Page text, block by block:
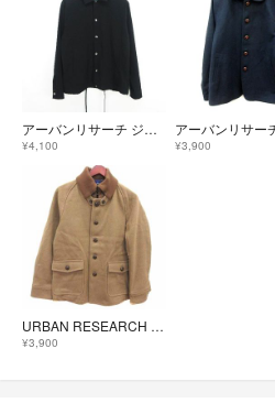
アーバンリサーチ ジャケット 長袖 ステンカラー ストレッチ 38 ブラック
¥4,100 ¥3,900
URBAN RESEARCH ショートコート 総裏地 ウール 38 M キャメル
¥3,900